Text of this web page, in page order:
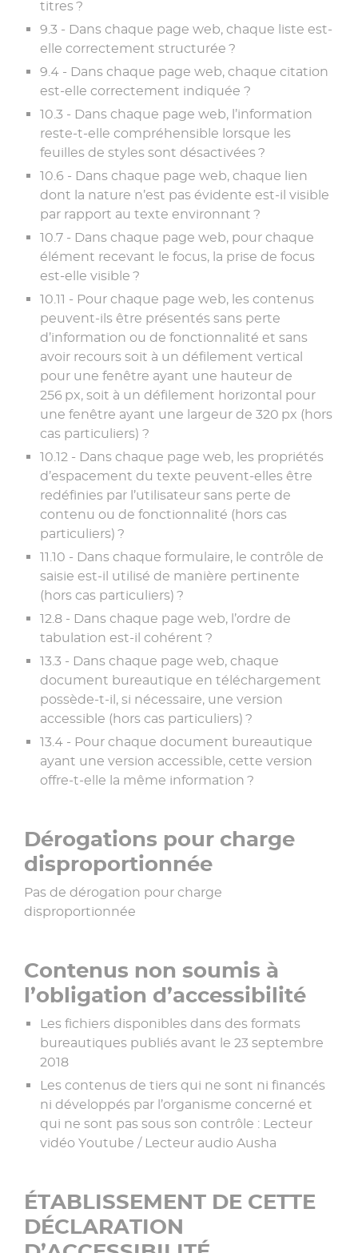
titres ?
9.3 - Dans chaque page web, chaque liste est-
elle correctement structurée ?
9.4 - Dans chaque page web, chaque citation
est-elle correctement indiquée ?
10.3 - Dans chaque page web, l’information
reste-t-elle compréhensible lorsque les
feuilles de styles sont désactivées ?
10.6 - Dans chaque page web, chaque lien
dont la nature n’est pas évidente est-il visible
par rapport au texte environnant ?
10.7 - Dans chaque page web, pour chaque
élément recevant le focus, la prise de focus
est-elle visible ?
10.11 - Pour chaque page web, les contenus
peuvent-ils être présentés sans perte
d’information ou de fonctionnalité et sans
avoir recours soit à un défilement vertical
pour une fenêtre ayant une hauteur de
256 px, soit à un défilement horizontal pour
une fenêtre ayant une largeur de 320 px (hors
cas particuliers) ?
10.12 - Dans chaque page web, les propriétés
d’espacement du texte peuvent-elles être
redéfinies par l’utilisateur sans perte de
contenu ou de fonctionnalité (hors cas
particuliers) ?
11.10 - Dans chaque formulaire, le contrôle de
saisie est-il utilisé de manière pertinente
(hors cas particuliers) ?
12.8 - Dans chaque page web, l’ordre de
tabulation est-il cohérent ?
13.3 - Dans chaque page web, chaque
document bureautique en téléchargement
possède-t-il, si nécessaire, une version
accessible (hors cas particuliers) ?
13.4 - Pour chaque document bureautique
ayant une version accessible, cette version
offre-t-elle la même information ?
Dérogations pour charge
disproportionnée
Pas de dérogation pour charge
disproportionnée
Contenus non soumis à
l’obligation d’accessibilité
Les fichiers disponibles dans des formats
bureautiques publiés avant le 23 septembre
2018
Les contenus de tiers qui ne sont ni financés
ni développés par l’organisme concerné et
qui ne sont pas sous son contrôle : Lecteur
vidéo Youtube / Lecteur audio Ausha
ÉTABLISSEMENT DE CETTE
DÉCLARATION